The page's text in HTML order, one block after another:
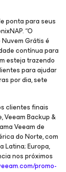
ponta para seus
“O
Grátis é
contínua para
esteja trazendo
para ajudar
por dia, sete
clientes finais
Veeam Backup &
Veeam de
do Norte, com
Latina; Europa,
nos próximos
promo-